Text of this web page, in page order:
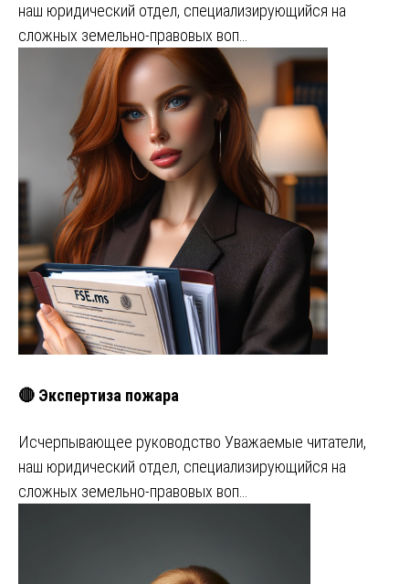
наш юридический отдел, специализирующийся на
сложных земельно-правовых воп…
🔴 Экспертиза пожара
Исчерпывающее руководство Уважаемые читатели,
наш юридический отдел, специализирующийся на
сложных земельно-правовых воп…